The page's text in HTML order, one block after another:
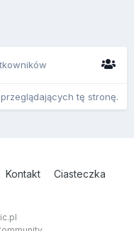
tę stronę.
Kontakt Ciasteczka